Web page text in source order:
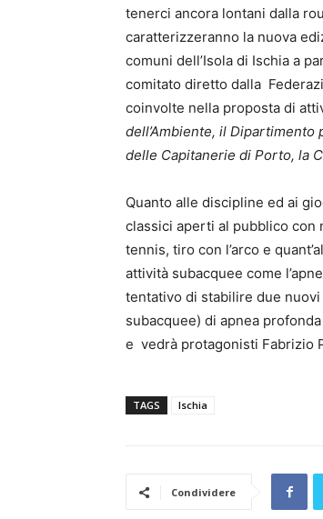
tenerci ancora lontani dalla
caratterizzeranno la nuova
comuni dell’Isola di Ischia a
comitato diretto dalla
coinvolte nella proposta di
dell’Ambiente, il
delle Capitanerie di Porto, la
Quanto alle discipline ed ai
classici aperti al pubblico con
tennis, tiro con l’arco e
attività subacquee come
tentativo di stabilire due
subacquee) di apnea
e vedrà protagonisti Fabrizio
TAGS Ischia
Condividere